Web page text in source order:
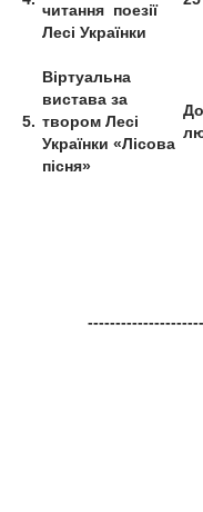
читання поезії
Лесі Українки
5.
Віртуальна
вистава за
твором Лесі
Українки «Лісова
пісня»